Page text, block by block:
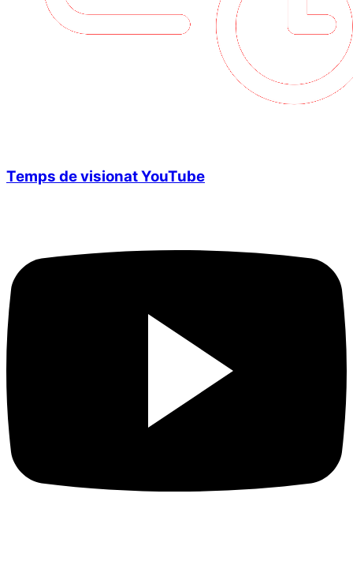
Temps de visionat YouTube